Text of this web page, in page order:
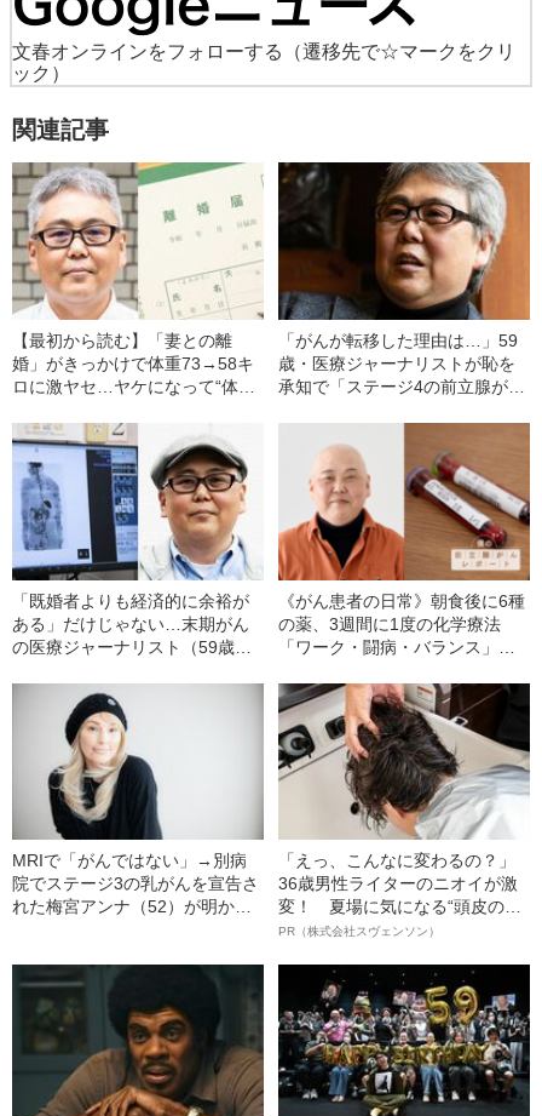
文春オンラインをフォローする
（遷移先で☆マークをクリ
ック）
関連記事
【最初から読む】「妻との離
婚」がきっかけで体重73→58キ
ロに激ヤセ…ヤケになって“体の
男性を襲った「第二の悲劇」
「がんが転移した理由は…」59
歳・医療ジャーナリストが恥を
承知で「ステージ4の前立腺が
「既婚者よりも経済的に余裕が
ある」だけじゃない…末期がん
の医療ジャーナリスト（59歳）
者」のメリット・デメリット
《がん患者の日常》朝食後に6種
の薬、3週間に1度の化学療法
「ワーク・闘病・バランス」の
MRIで「がんではない」→別病
院でステージ3の乳がんを宣告さ
れた梅宮アンナ（52）が明か
「えっ、こんなに変わるの？」
36歳男性ライターのニオイが激
変！ 夏場に気になる“頭皮のニ
オイ”や“ベタつき”を解消す
ト”が生み出した徹底ケアとは
PR（株式会社スヴェンソン）